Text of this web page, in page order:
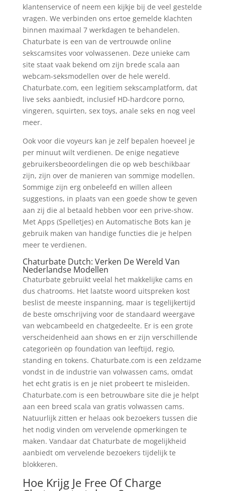
klantenservice of neem een kijkje bij de veel gestelde
vragen. We verbinden ons ertoe gemelde klachten
binnen maximaal 7 werkdagen te behandelen.
Chaturbate is een van de vertrouwde online
sekscamsites voor volwassenen. Deze unieke cam
site staat vaak bekend om zijn brede scala aan
webcam-seksmodellen over de hele wereld.
Chaturbate.com, een legitiem sekscamplatform, dat
live seks aanbiedt, inclusief HD-hardcore porno,
vingeren, squirten, sex toys, anale seks en nog veel
meer.
Ook voor die voyeurs kan je zelf bepalen hoeveel je
per minuut wilt verdienen. De enige negatieve
gebruikersbeoordelingen die op web beschikbaar
zijn, zijn over de manieren van sommige modellen.
Sommige zijn erg onbeleefd en willen alleen
suggestions, in plaats van een goede show te geven
aan zij die al betaald hebben voor een prive-show.
Met Apps (Spelletjes) en Automatische Bots kan je
gebruik maken van handige functies die je helpen
meer te verdienen.
Chaturbate Dutch: Verken De Wereld Van
Nederlandse Modellen
Chaturbate gebruikt veelal het makkelijke cams en
dus chatrooms. Het laatste woord uitspreken kost
beslist de meeste inspanning, maar is tegelijkertijd
de beste omschrijving voor de standaard weergave
van webcambeeld en chatgedeelte. Er is een grote
verscheidenheid aan shows en er zijn verschillende
categorieën op foundation van leeftijd, regio,
standing en tokens. Chaturbate.com is een zeldzame
vondst in de industrie van volwassen cams, omdat
het echt gratis is en je niet probeert te misleiden.
Chaturbate.com is een betrouwbare site die je helpt
aan een breed scala van gratis volwassen cams.
Natuurlijk zitten er helaas ook bezoekers tussen die
het nodig vinden om vervelende opmerkingen te
maken. Vandaar dat Chaturbate de mogelijkheid
aanbiedt om vervelende bezoekers tijdelijk te
blokkeren.
Hoe Krijg Je Free Of Charge